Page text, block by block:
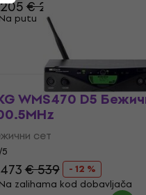
€ 209
Na putu
WMS470 D5
сет
/5
€ 539
- 12 %
Na zalihama kod dobavljača